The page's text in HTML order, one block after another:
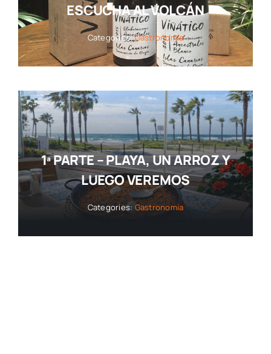
ESCUCHA AL VOLCÁN
Categories:Gastronomía
1ª PARTE – PLAYA, UN ARROZ Y
LUEGO VEREMOS
Categories: Gastronomía